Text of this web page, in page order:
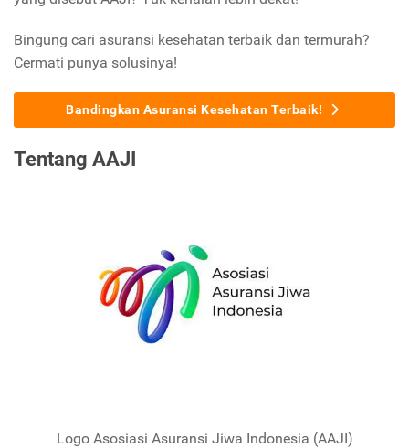
Bingung cari asuransi kesehatan terbaik dan termurah?
Cermati punya solusinya!
Bandingkan Asuransi Kesehatan Terbaik!
Tentang AAJI
Logo Asosiasi Asuransi Jiwa Indonesia (AAJI)